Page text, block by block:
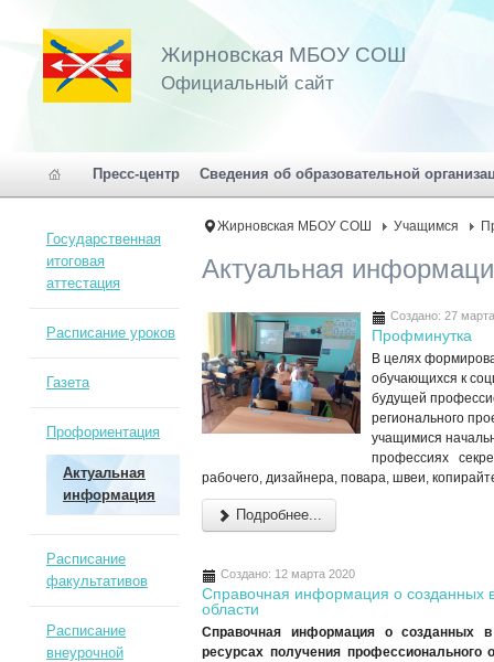
Жирновская МБОУ СОШ
Официальный сайт
Пресс-центр Сведения об образовательной
Жирновская МБОУ СОШ Учащимся
Актуальная
Создано: 27
Профминутка
В целях
обучающихся к
будущей
регионального
учащимися
профессиях
рабочего, дизайнера, повара, швеи,
Подробнее...
Создано: 12 марта 2020
Справочная информация о созданных
области
Справочная информация о созданных в
ресурсах получения профессионального
Государственная
итоговая
аттестация
Расписание уроков
Газета
Профориентация
Актуальная
информация
Расписание
факультативов
Расписание
внеурочной